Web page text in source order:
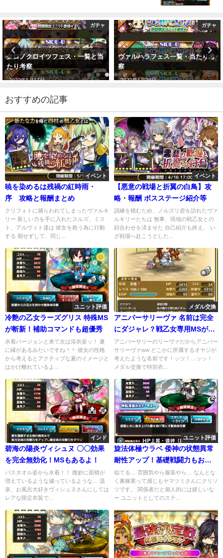
ガチャ
クロノクロイツフェス・一覧と当
たり考察
2022年5月17日
ガチャ
ヴァルハラフェス一覧・当たり考
察
2022年1月29日
おすすめの記事
イベント
暁を染めるは残禍の紅時雨・
序 攻略と報酬まとめ
クリフォトに捕らわれてしまったヴァルキ
リー 新しい力を手に入れたスルズ、ミス
ト、アルヴィト達は 彼女を救う為に行動
する 期せずして、同じ...
イベント
【悪意の戦場と折翼の白鳥】攻
略・報酬 ボスステージ紹介等
訓練を積むため、ノルズリ砦を訪れたヴァ
ルキリーたちは 無事、現地の戦乙女との
顔合わせを済ませた 自己紹介も終え、 い
ざ戦場へ赴こうとした...
ユニット評価
冷艶の乙女ラーズグリス 特殊MS
が斬新！補助コマンドも超優秀
水着バージョンと来て次は浴衣姿ッ！ 夏
に縁があるみたいですね＾＾ 彼女の性格
から考えるとアクティブな夏のイメージと
はかけ離れているよ...
メダル交換
アニバーサリーヴァ 名前は完全
にダジャレ？戦乙女専用MSが強
力な件
アニバーサリーのリーヴァだからアニバー
サリーヴァww どこかに所属するオヤジが
考えたような名前です！ッツ！…ッッ！
メダル交換で特別衣...
インド
碧海の陽炎ヴィシュヌ 〇〇効果
を完全無効化！MSもあるよ！
バスタオル姿から水着！！ 微妙に面積が
増えているような減っているような… 温
泉、お風呂大好きヴィシュヌさんにしては
レアな限定衣装で...
ユニット評価
旋法体極ウラベ 倭神の状態異常
耐性アップ！基礎戦闘力もお高
めのお兄さん
似てる… 雰囲気やら服装やら… なんとな
く裏稼業って感じもヤマツミさんにクリソ
ツです。 関係者だと個人的には嬉しいな
ー ユニットとしてのステ...